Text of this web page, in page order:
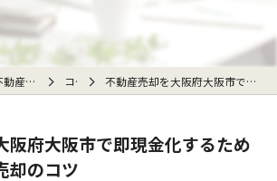
大阪府大阪市の不動産売却なら不動産買取査定センター コラム 不動産売却を大阪府大阪市で即現金化するための手順と高値売却のコツ
阪府大阪市で即現金化するため
却のコツ